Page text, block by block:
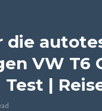
die
VW T6
|